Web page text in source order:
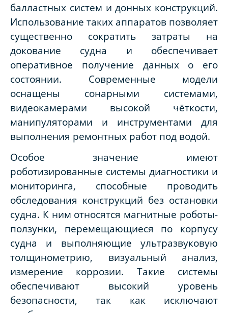
балластных систем и донных конструкций.
Использование таких аппаратов позволяет
существенно сократить затраты на
докование судна и обеспечивает
оперативное получение данных о его
состоянии. Современные модели
оснащены сонарными системами,
видеокамерами высокой чёткости,
манипуляторами и инструментами для
выполнения ремонтных работ под водой.
Особое значение имеют
роботизированные системы диагностики и
мониторинга, способные проводить
обследования конструкций без остановки
судна. К ним относятся магнитные роботы-
ползунки, перемещающиеся по корпусу
судна и выполняющие ультразвуковую
толщинометрию, визуальный анализ,
измерение коррозии. Такие системы
обеспечивают высокий уровень
безопасности, так как исключают